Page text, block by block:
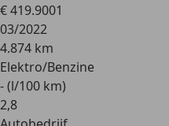
€ 419.9001
03/2022
4.874 km
Elektro/Benzine
- (l/100 km)
2,8